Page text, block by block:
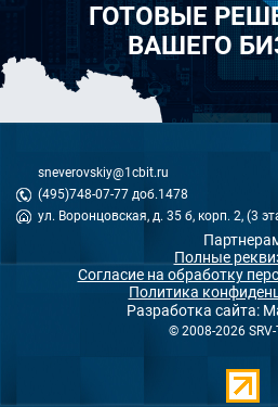
ГОТОВЫЕ
ВАШЕГО
sneverovskiy@1cbit.ru
(495)748-07-77 доб.1478
ул. Воронцовская, д. 35 б, корп. 2, (3
Полные
Согласие на обработку
Политика
Разработка сайта:
© 2008-2026 SRV-